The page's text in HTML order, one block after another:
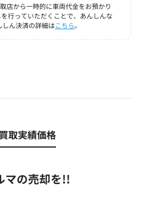
店から一時的に車両代金をお預かり
行っていただくことで、あんしんな
しん決済の詳細はこちら。
取実績価格
マの売却を!!